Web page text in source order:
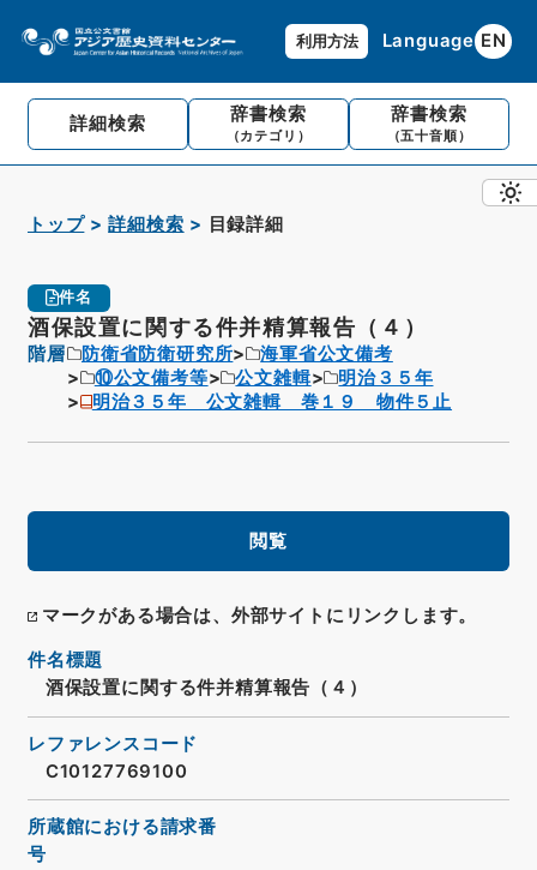
利用方法 Language EN
詳細検索 辞書検索
（カテゴリ）
辞書検索
（五十音順）
トップ 詳細検索 目録詳細
件名
酒保設置に関する件并精算報告（４）
階層 防衛省防衛研究所
海軍省公文備考
⑩公文備考等
公文雑輯
明治３５年
明治３５年 公文雑輯 巻１９ 物件５止
閲覧
マークがある場合は、外部サイトにリンクします。
件名標題
酒保設置に関する件并精算報告（４）
レファレンスコード
C10127769100
所蔵館における請求番
号